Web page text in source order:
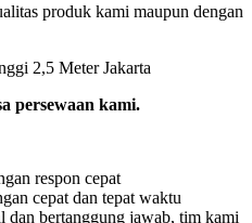
produk kami maupun dengan
persewaan kami.
respon cepat
cepat dan tepat waktu
dan bertanggung jawab, tim kami